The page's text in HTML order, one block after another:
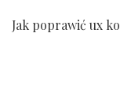
Jak poprawić ux